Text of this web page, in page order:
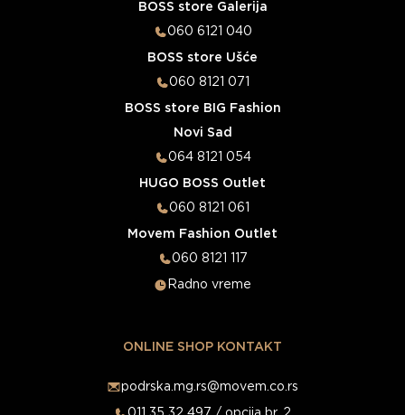
BOSS store Galerija
060 6121 040
BOSS store Ušće
060 8121 071
BOSS store BIG Fashion
Novi Sad
064 8121 054
HUGO BOSS Outlet
060 8121 061
Movem Fashion Outlet
060 8121 117
Radno vreme
ONLINE SHOP KONTAKT
podrska.mg.rs@movem.co.rs